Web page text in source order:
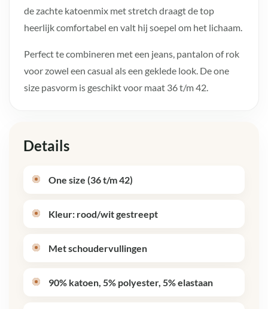
de zachte katoenmix met stretch draagt de top
heerlijk comfortabel en valt hij soepel om het lichaam.
Perfect te combineren met een jeans, pantalon of rok
voor zowel een casual als een geklede look. De one
size pasvorm is geschikt voor maat 36 t/m 42.
Details
One size (36 t/m 42)
Kleur: rood/wit gestreept
Met schoudervullingen
90% katoen, 5% polyester, 5% elastaan